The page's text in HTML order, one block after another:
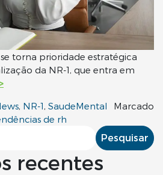
se torna prioridade estratégica
da NR-1, que entra em
>
, NR-1, SaudeMental
Marcado
de rh
recentes